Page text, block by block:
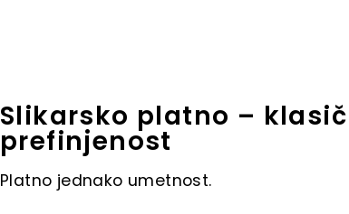
Slikarsko platno –
prefinjenost
Platno jednako umetnost.